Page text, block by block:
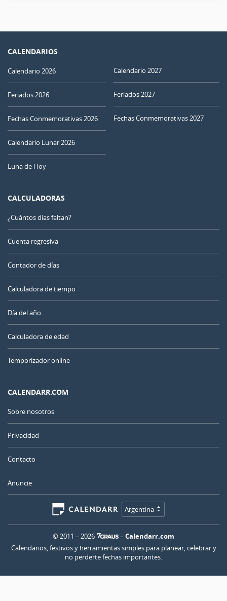
CALENDARIOS
Calendario 2026
Feriados 2026
Fechas Conmemorativas 2026
Calendario Lunar 2026
Luna de Hoy
Calendario 2027
Feriados 2027
Fechas Conmemorativas 2027
CALCULADORAS
¿Cuántos días faltan?
Cuenta regresiva
Contador de días
Calculadora de tiempo
Día del año
Calculadora de edad
Temporizador online
CALENDARR.COM
Sobre nosotros
Privacidad
Contacto
Anuncie
Argentina
© 2011 – 2026 – Calendarr.com
Calendarios, festivos y herramientas simples para planear, celebrar y
no perderte fechas importantes.